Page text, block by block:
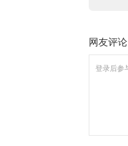
网友评论